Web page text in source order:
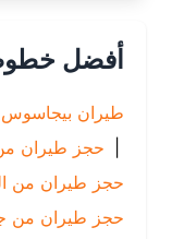
أفضل خطوط
طيران بيجاسوس |
حجز طيران من
حجز طيران من
حجز طيران من جدة